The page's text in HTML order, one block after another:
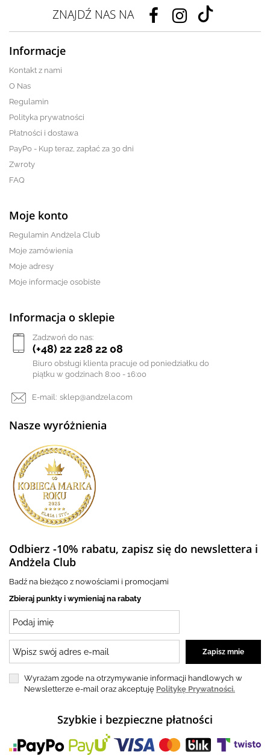
ZNAJDŹ NAS NA
Informacje
Kontakt z nami
O Nas
Regulamin
Polityka prywatności
Płatności i dostawa
PayPo - Kup teraz, zapłać za 30 dni
Zwroty
FAQ
Moje konto
Regulamin Andżela Club
Moje zamówienia
Moje adresy
Moje informacje osobiste
Informacja o sklepie
Zadzwoń do nas:
(+48) 22 228 22 08
Biuro obsługi klienta pracuje od poniedziałku do
piątku w godzinach 8:00 - 16:00
E-mail: sklep@andzela.com
Nasze wyróżnienia
Odbierz -10% rabatu, zapisz się do newslettera i
Andżela Club
Badź na bieżąco z nowościami i promocjami
Zbieraj punkty i wymieniaj na rabaty
Wyrażam zgode na otrzymywanie informacji handlowych w
Newsletterze e-mail oraz akceptuję Politykę Prywatności.
Szybkie i bezpieczne płatności